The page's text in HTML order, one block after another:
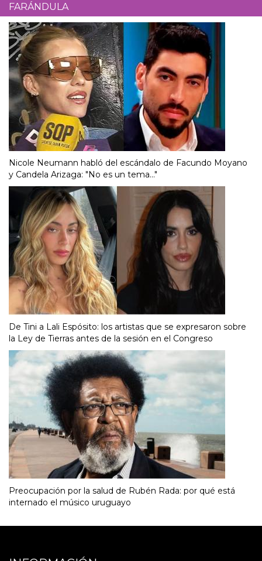
FARÁNDULA
Nicole Neumann habló del escándalo de Facundo Moyano
y Candela Arizaga: "No es un tema..."
De Tini a Lali Espósito: los artistas que se expresaron sobre
la Ley de Tierras antes de la sesión en el Congreso
Preocupación por la salud de Rubén Rada: por qué está
internado el músico uruguayo